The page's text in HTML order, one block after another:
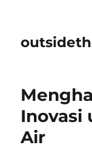
Inovasi
Air